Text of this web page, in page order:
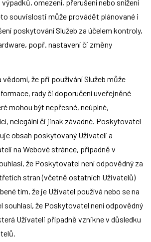
omezení, přerušení nebo snížení
souvislosti může provádět plánované i
poskytování Služeb za účelem kontroly,
popř. nastavení či změny
vědomí, že při používání Služeb může
rady či doporučení uveřejněné
mohou být nepřesné, neúplné,
nelegální či jinak závadné. Poskytovatel
obsah poskytovaný Uživateli a
na Webové stránce, případně v
že Poskytovatel není odpovědný za
stran (včetně ostatních Uživatelů)
tím, že je Uživatel používá nebo se na
souhlasí, že Poskytovatel není odpovědný
Uživateli případně vznikne v důsledku